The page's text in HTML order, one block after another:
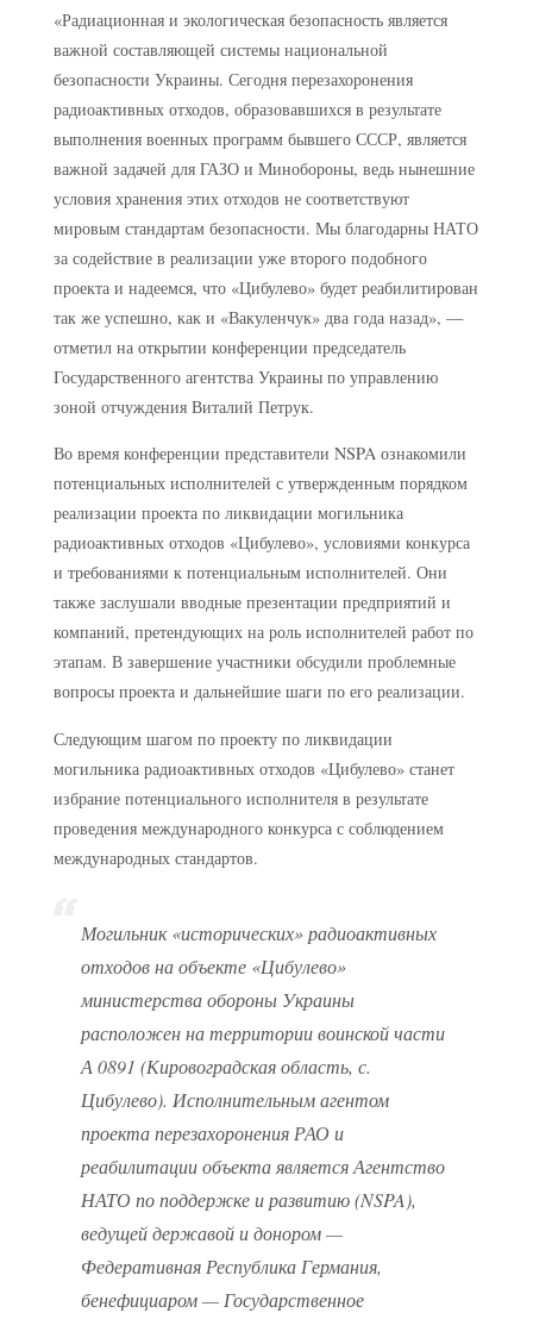
«Радиационная и экологическая безопасность является
важной составляющей системы национальной
безопасности Украины. Сегодня перезахоронения
радиоактивных отходов, образовавшихся в результате
выполнения военных программ бывшего СССР, является
важной задачей для ГАЗО и Минобороны, ведь нынешние
условия хранения этих отходов не соответствуют
мировым стандартам безопасности. Мы благодарны НАТО
за содействие в реализации уже второго подобного
проекта и надеемся, что «Цибулево» будет реабилитирован
так же успешно, как и «Вакуленчук» два года назад», —
отметил на открытии конференции председатель
Государственного агентства Украины по управлению
зоной отчуждения Виталий Петрук.
Во время конференции представители NSPA ознакомили
потенциальных исполнителей с утвержденным порядком
реализации проекта по ликвидации могильника
радиоактивных отходов «Цибулево», условиями конкурса
и требованиями к потенциальным исполнителей. Они
также заслушали вводные презентации предприятий и
компаний, претендующих на роль исполнителей работ по
этапам. В завершение участники обсудили проблемные
вопросы проекта и дальнейшие шаги по его реализации.
Следующим шагом по проекту по ликвидации
могильника радиоактивных отходов «Цибулево» станет
избрание потенциального исполнителя в результате
проведения международного конкурса с соблюдением
международных стандартов.
Могильник «исторических» радиоактивных
отходов на объекте «Цибулево»
министерства обороны Украины
расположен на территории воинской части
А 0891 (Кировоградская область, с.
Цибулево). Исполнительным агентом
проекта перезахоронения РАО и
реабилитации объекта является Агентство
НАТО по поддержке и развитию (NSPA),
ведущей державой и донором —
Федеративная Республика Германия,
бенефициаром — Государственное